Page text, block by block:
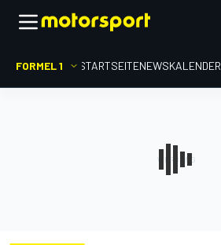
FORMEL 1 STARTSEITENEWSKALENDER